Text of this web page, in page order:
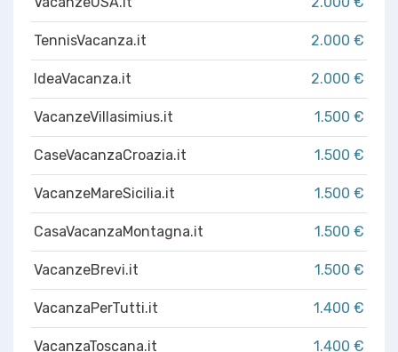
TennisVacanza.it 2.000 €
IdeaVacanza.it 2.000 €
VacanzeVillasimius.it 1.500 €
CaseVacanzaCroazia.it 1.500 €
VacanzeMareSicilia.it 1.500 €
CasaVacanzaMontagna.it 1.500 €
VacanzeBrevi.it 1.500 €
VacanzaPerTutti.it 1.400 €
VacanzaToscana.it 1.400 €